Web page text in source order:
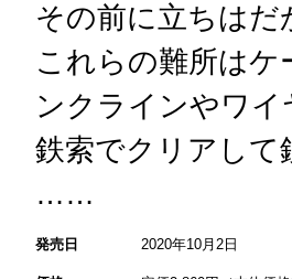
その前に立ちはだ
これらの難所は
ンクラインやワ
鉄索でクリアして
……
発売日 2020年10月2日